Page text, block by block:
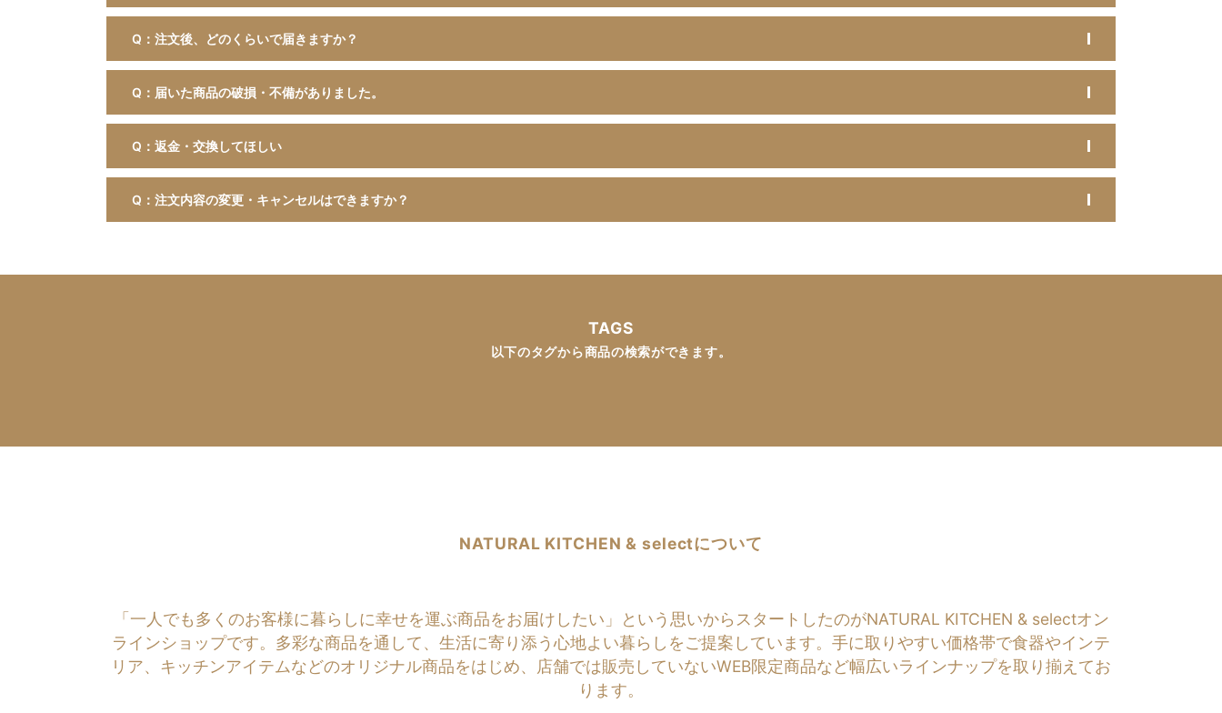
Q：注文後、どのくらいで届きますか？
Q：届いた商品の破損・不備がありました。
Q：返金・交換してほしい
Q：注文内容の変更・キャンセルはできますか？
TAGS
以下のタグから商品の検索ができます。
NATURAL KITCHEN & selectについて
「一人でも多くのお客様に暮らしに幸せを運ぶ商品をお届けしたい」という思いからスタートしたのがNATURAL KITCHEN & selectオン
ラインショップです。多彩な商品を通して、生活に寄り添う心地よい暮らしをご提案しています。手に取りやすい価格帯で食器やインテ
リア、キッチンアイテムなどのオリジナル商品をはじめ、店舗では販売していないWEB限定商品など幅広いラインナップを取り揃えてお
ります。